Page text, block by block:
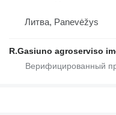
Литва, Panevėžys
R.Gasiuno agroserviso